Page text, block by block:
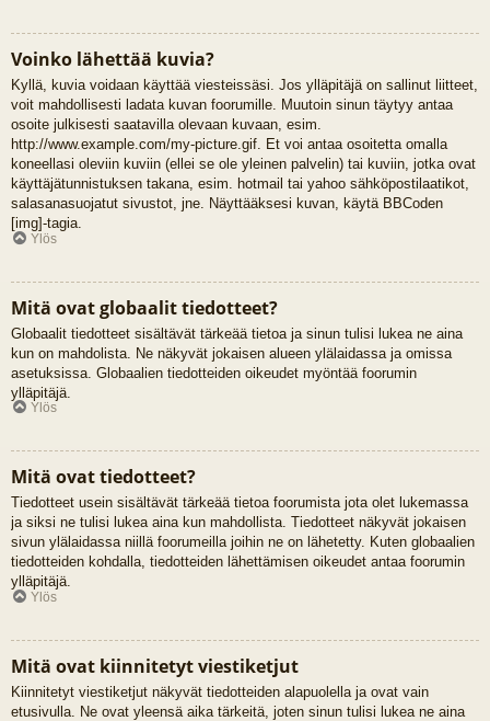
Voinko lähettää kuvia?
Kyllä, kuvia voidaan käyttää viesteissäsi. Jos ylläpitäjä on sallinut liitteet,
voit mahdollisesti ladata kuvan foorumille. Muutoin sinun täytyy antaa
osoite julkisesti saatavilla olevaan kuvaan, esim.
http://www.example.com/my-picture.gif. Et voi antaa osoitetta omalla
koneellasi oleviin kuviin (ellei se ole yleinen palvelin) tai kuviin, jotka ovat
käyttäjätunnistuksen takana, esim. hotmail tai yahoo sähköpostilaatikot,
salasanasuojatut sivustot, jne. Näyttääksesi kuvan, käytä BBCoden
[img]-tagia.
Ylös
Mitä ovat globaalit tiedotteet?
Globaalit tiedotteet sisältävät tärkeää tietoa ja sinun tulisi lukea ne aina
kun on mahdolista. Ne näkyvät jokaisen alueen ylälaidassa ja omissa
asetuksissa. Globaalien tiedotteiden oikeudet myöntää foorumin
ylläpitäjä.
Ylös
Mitä ovat tiedotteet?
Tiedotteet usein sisältävät tärkeää tietoa foorumista jota olet lukemassa
ja siksi ne tulisi lukea aina kun mahdollista. Tiedotteet näkyvät jokaisen
sivun ylälaidassa niillä foorumeilla joihin ne on lähetetty. Kuten globaalien
tiedotteiden kohdalla, tiedotteiden lähettämisen oikeudet antaa foorumin
ylläpitäjä.
Ylös
Mitä ovat kiinnitetyt viestiketjut
Kiinnitetyt viestiketjut näkyvät tiedotteiden alapuolella ja ovat vain
etusivulla. Ne ovat yleensä aika tärkeitä, joten sinun tulisi lukea ne aina